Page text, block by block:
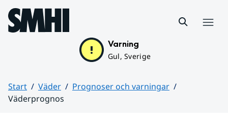
Hoppa till sidans innehåll
Varning
Gul, Sverige
Start Väder
Prognoser och varningar
Väderprognos